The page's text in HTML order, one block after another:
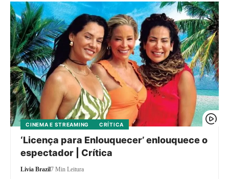
CINEMA E STREAMING CRÍTICA
‘Licença para Enlouquecer’ enlouquece o
espectador | Crítica
Livia Brazil7 Min Leitura